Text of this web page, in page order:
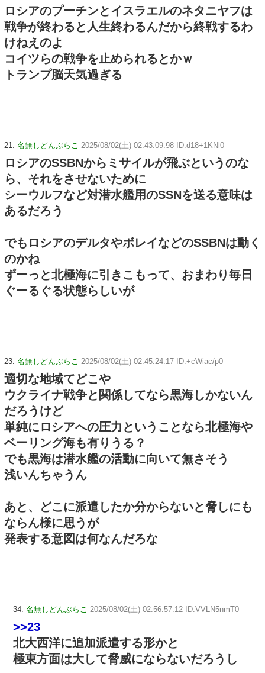
ロシアのプーチンとイスラエルのネタニヤフは
戦争が終わると人生終わるんだから終戦するわ
けねえのよ
コイツらの戦争を止められるとかｗ
トランプ脳天気過ぎる
21: 名無しどんぶらこ 2025/08/02(土) 02:43:09.98 ID:d18+1KNl0
ロシアのSSBNからミサイルが飛ぶというのな
ら、それをさせないために
シーウルフなど対潜水艦用のSSNを送る意味は
あるだろう
でもロシアのデルタやボレイなどのSSBNは動く
のかね
ずーっと北極海に引きこもって、おまわり毎日
ぐーるぐる状態らしいが
23: 名無しどんぶらこ 2025/08/02(土) 02:45:24.17 ID:+cWiac/p0
適切な地域てどこや
ウクライナ戦争と関係してなら黒海しかないん
だろうけど
単純にロシアへの圧力ということなら北極海や
ベーリング海も有りうる？
でも黒海は潜水艦の活動に向いて無さそう
浅いんちゃうん
あと、どこに派遣したか分からないと脅しにも
ならん様に思うが
発表する意図は何なんだろな
34: 名無しどんぶらこ 2025/08/02(土) 02:56:57.12 ID:VVLN5nmT0
>>23
北大西洋に追加派遣する形かと
極東方面は大して脅威にならないだろうし